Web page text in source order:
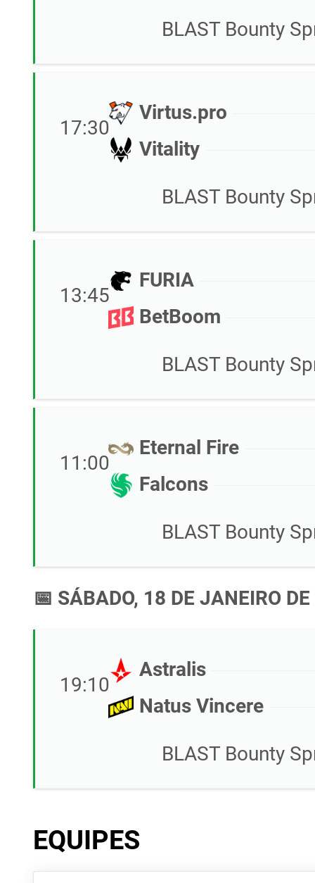
BLAST Bounty
17:30
Virtus.pro
Vitality
BLAST Bounty
13:45
FURIA
BetBoom
BLAST Bounty
11:00
Eternal Fire
Falcons
BLAST Bounty
📅 SÁBADO, 18 DE JANEIRO
19:10
Astralis
Natus Vincere
BLAST Bounty
EQUIPES